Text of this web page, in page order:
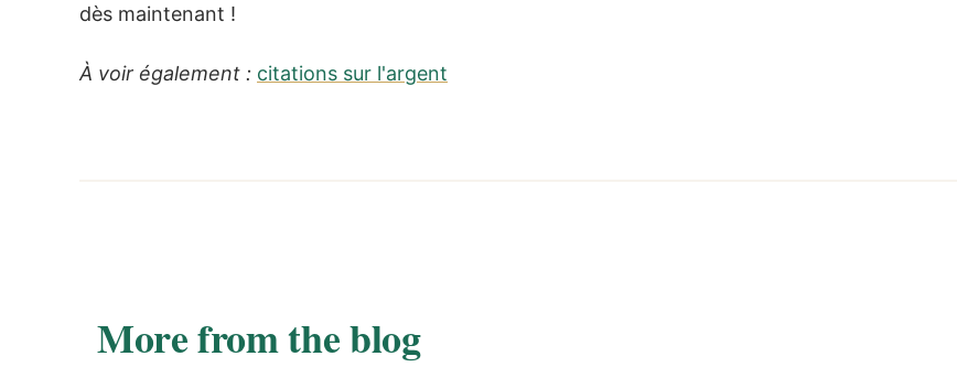
dès maintenant !
À voir également : citations sur l'argent
More from the blog